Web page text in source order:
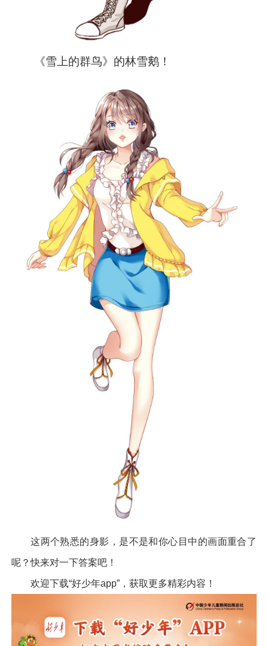
《雪上的群鸟》的林雪鹅！
这两个熟悉的身影，是不是和你心目中的画面重合了
呢？快来对一下答案吧！
欢迎下载“好少年app”，获取更多精彩内容！